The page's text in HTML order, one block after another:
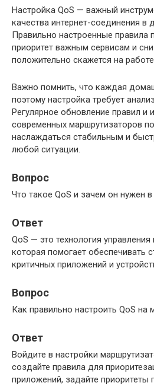
Настройка QoS — важный
качества интернет-соединения в
Правильно настроенные правила
приоритет важным сервисам и
положительно скажется на
Важно помнить, что каждая
поэтому настройка требует
Регулярное обновление правил и
современных маршрутизаторов
наслаждаться стабильным и
любой ситуации.
Вопрос
Что такое QoS и зачем он нужен
Ответ
QoS — это технология
которая помогает обеспечивать
критичных приложений и
Вопрос
Как правильно настроить QoS на
Ответ
Войдите в настройки
создайте правила для
приложений, задайте приоритеты